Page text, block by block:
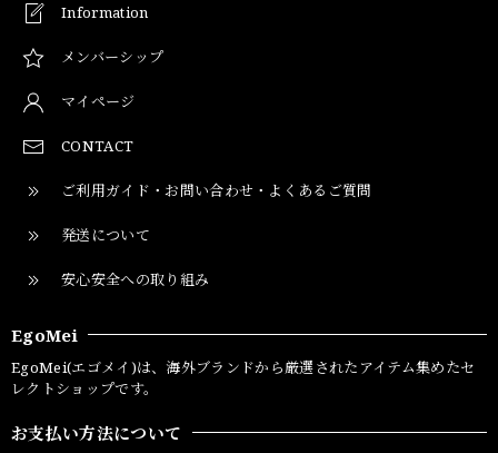
Information
メンバーシップ
マイページ
CONTACT
ご利用ガイド・お問い合わせ・よくあるご質問
発送について
安心安全への取り組み
EgoMei
EgoMei(エゴメイ)は、海外ブランドから厳選されたアイテム集めたセ
レクトショップです。
お支払い方法について